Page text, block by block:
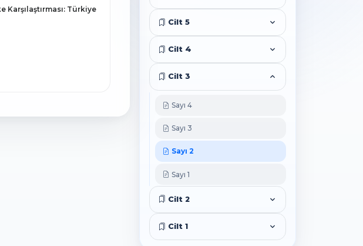
Türkiye
Cilt 5
Cilt 4
Cilt 3
Sayı 4
Sayı 3
Sayı 2
Sayı 1
Cilt 2
Cilt 1